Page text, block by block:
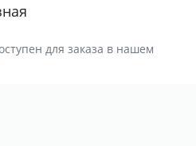
для заказа в нашем